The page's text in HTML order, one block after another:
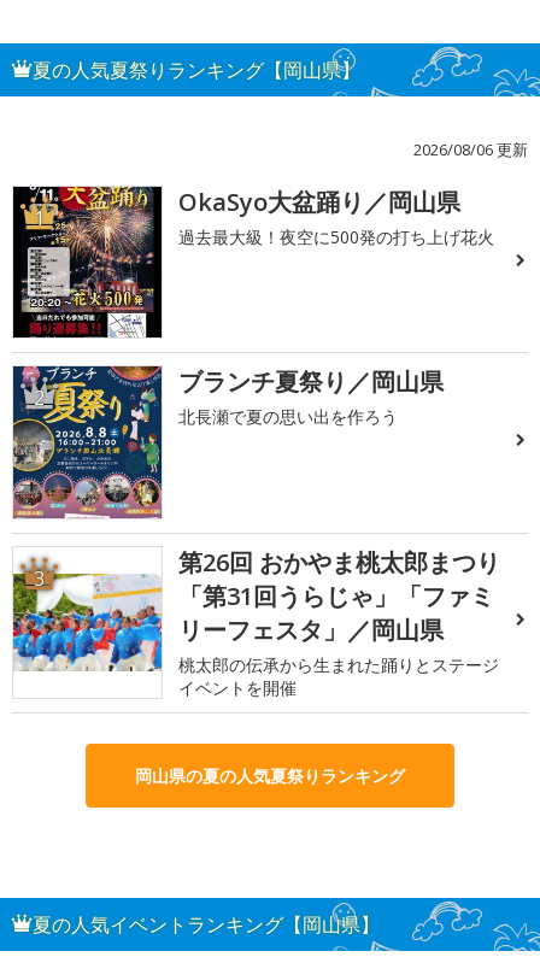
夏の人気夏祭りランキング【岡山県】
2026/08/06 更新
1 OkaSyo大盆踊り／岡山県
過去最大級！夜空に500発の打ち上げ花火
2 ブランチ夏祭り／岡山県
北長瀬で夏の思い出を作ろう
3
第26回 おかやま桃太郎まつり
「第31回うらじゃ」「ファミ
リーフェスタ」／岡山県
桃太郎の伝承から生まれた踊りとステージ
イベントを開催
岡山県の夏の人気夏祭りランキング
夏の人気イベントランキング【岡山県】